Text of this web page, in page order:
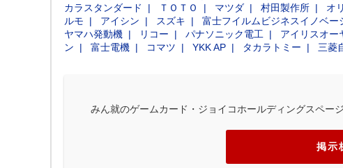
カラスタンダード
ＴＯＴＯ マツダ 村田製作所 オ
ルモ
アイシン スズキ 富士フイルムビジネスイノベー
ヤマハ発動機
リコー パナソニック電工 アイリスオー
ン
富士電機 コマツ YKK AP タカラトミー 三菱
みん就のゲームカード・ジョイコホールディングスペー
掲示